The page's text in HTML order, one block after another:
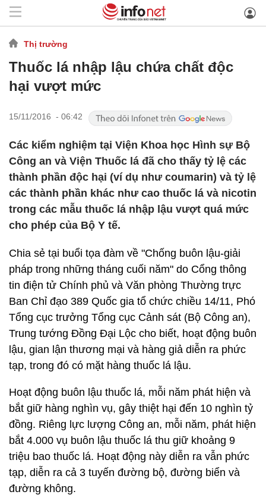
Thị trường
Thuốc lá nhập lậu chứa chất độc
hại vượt mức
15/11/2016 - 06:42
Các kiểm nghiệm tại Viện Khoa học Hình sự Bộ
Công an và Viện Thuốc lá đã cho thấy tỷ lệ các
thành phần độc hại (ví dụ như coumarin) và tỷ lệ
các thành phần khác như cao thuốc lá và nicotin
trong các mẫu thuốc lá nhập lậu vượt quá mức
cho phép của Bộ Y tế.
Chia sẻ tại buổi tọa đàm về "Chống buôn lậu-giải
pháp trong những tháng cuối năm" do Cổng thông
tin điện tử Chính phủ và Văn phòng Thường trực
Ban Chỉ đạo 389 Quốc gia tổ chức chiều 14/11, Phó
Tổng cục trưởng Tổng cục Cảnh sát (Bộ Công an),
Trung tướng Đồng Đại Lộc cho biết, hoạt động buôn
lậu, gian lận thương mại và hàng giả diễn ra phức
tạp, trong đó có mặt hàng thuốc lá lậu.
Hoạt động buôn lậu thuốc lá, mỗi năm phát hiện và
bắt giữ hàng nghìn vụ, gây thiệt hại đến 10 nghìn tỷ
đồng. Riêng lực lượng Công an, mỗi năm, phát hiện
bắt 4.000 vụ buôn lậu thuốc lá thu giữ khoảng 9
triệu bao thuốc lá. Hoạt động này diễn ra vẫn phức
tạp, diễn ra cả 3 tuyến đường bộ, đường biển và
đường không.